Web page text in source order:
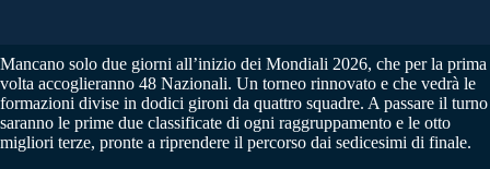
Mancano solo due giorni all’inizio dei Mondiali 2026, che per la prima
volta accoglieranno 48 Nazionali. Un torneo rinnovato e che vedrà le
formazioni divise in dodici gironi da quattro squadre. A passare il turno
saranno le prime due classificate di ogni raggruppamento e le otto
migliori terze, pronte a riprendere il percorso dai sedicesimi di finale.